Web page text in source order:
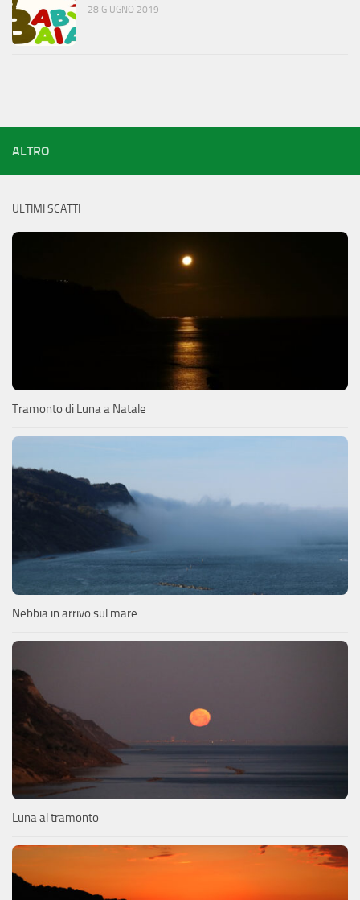
28 GIUGNO 2019
ALTRO
ULTIMI SCATTI
Tramonto di Luna a Natale
Nebbia in arrivo sul mare
Luna al tramonto